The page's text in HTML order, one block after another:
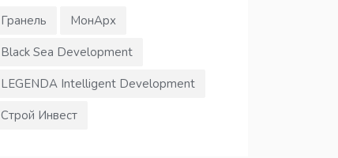
Гранель
МонАрх
Black Sea Development
LEGENDA Intelligent Development
Строй Инвест